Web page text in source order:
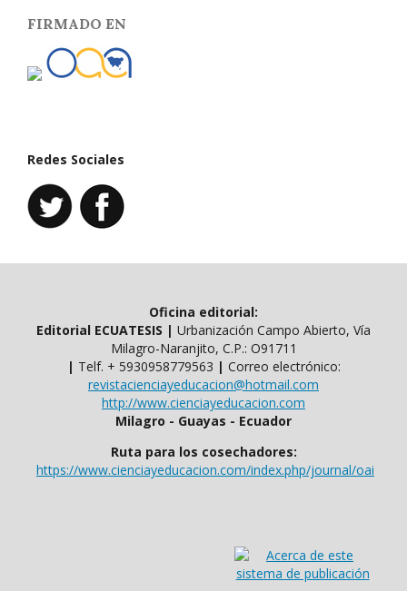
FIRMADO EN
Redes Sociales
Oficina editorial:
Editorial ECUATESIS | Urbanización Campo Abierto, Vía
Milagro-Naranjito, C.P.: O91711
| Telf. ​​+ 5930958779563 | Correo electrónico:
revistacienciayeducacion@hotmail.com
http://www.cienciayeducacion.com
Milagro - Guayas - Ecuador
Ruta para los cosechadores:
https://www.cienciayeducacion.com/index.php/journal/oai